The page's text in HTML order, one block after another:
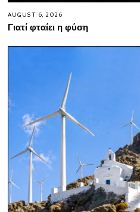
AUGUST 6, 2026
Γιατί φταίει η φύση